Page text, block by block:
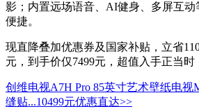
影；内置远场语音、AI健身、多屏互动
便捷。
现直降叠加优惠券及国家补贴，立省
元，到手价仅7499元，超值入手正当时
创维电视A7H Pro 85英寸艺术壁纸电视
缝贴...10499元优惠直达>>